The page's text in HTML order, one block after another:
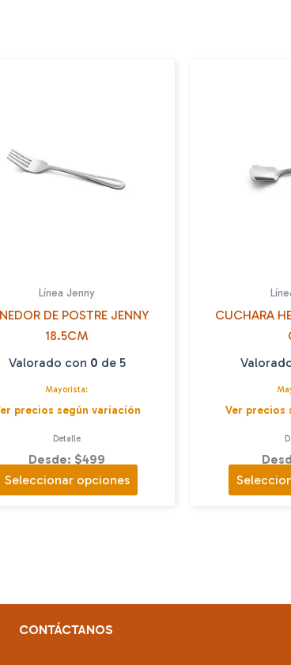
Línea Jenny
DE POSTRE JENNY
18.5CM
Valorado con 0 de 5
Mayorista:
precios según variación
Detalle
Desde: $499
Seleccionar opciones
producto
opciones
CUCHARA
Ver precios
CONTÁCTANOS